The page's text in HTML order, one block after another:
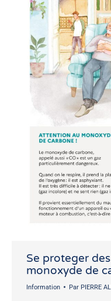
Se proteger
monoxyde de
Information Par PIERRE